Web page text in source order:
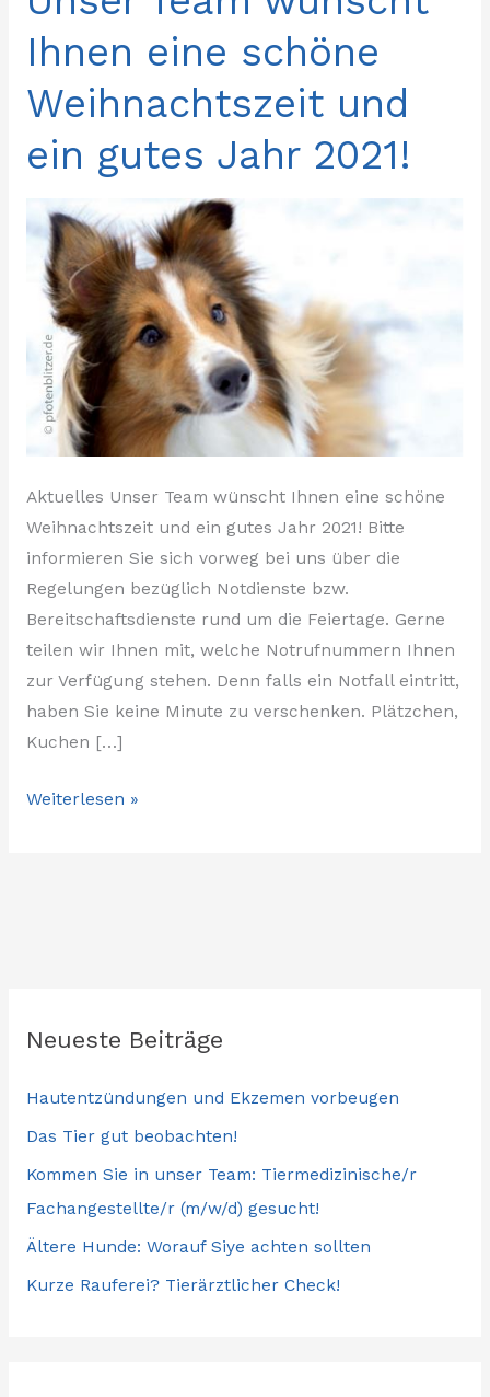
Ihnen eine schöne
Weihnachtszeit und
ein gutes Jahr 2021!
Aktuelles Unser Team wünscht Ihnen eine schöne
Weihnachtszeit und ein gutes Jahr 2021! Bitte
informieren Sie sich vorweg bei uns über die
Regelungen bezüglich Notdienste bzw.
Bereitschaftsdienste rund um die Feiertage. Gerne
teilen wir Ihnen mit, welche Notrufnummern Ihnen
zur Verfügung stehen. Denn falls ein Notfall eintritt,
haben Sie keine Minute zu verschenken. Plätzchen,
Kuchen […]
Team
wünscht
eine
schöne
Weihnachtszeit
und
ein
gutes
Jahr
2021!
Weiterlesen »
Neueste Beiträge
Hautentzündungen und Ekzemen vorbeugen
Das Tier gut beobachten!
Kommen Sie in unser Team: Tiermedizinische/r
Fachangestellte/r (m/w/d) gesucht!
Ältere Hunde: Worauf Siye achten sollten
Kurze Rauferei? Tierärztlicher Check!